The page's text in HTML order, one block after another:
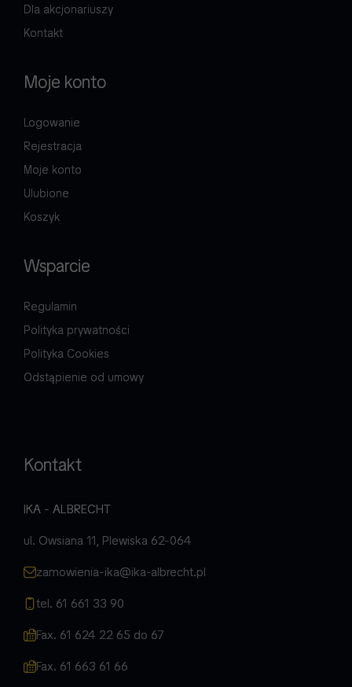
Dla akcjonariuszy
Kontakt
Moje konto
Logowanie
Rejestracja
Moje konto
Ulubione
Koszyk
Wsparcie
Regulamin
Polityka prywatności
Polityka Cookies
Odstąpienie od umowy
Kontakt
IKA - ALBRECHT
ul. Owsiana 11, Plewiska 62-064
zamowienia-ika@ika-albrecht.pl
tel. 61 661 33 90
Fax. 61 624 22 65 do 67
Fax. 61 663 61 66